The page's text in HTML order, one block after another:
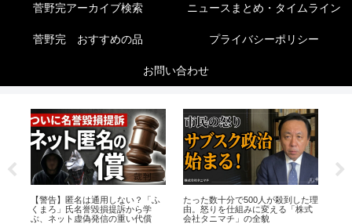
菅野完アーカイブ検索 ニュースまとめ・タイムライン
菅野完 おすすめの品 プライバシーポリシー
お問い合わせ
【警告】匿名は通用しない？「ふ
くまろ」氏名誉毀損提訴から学
ぶ、ネット虚偽発信の重い代償
たった数十分で500人が殺到した理
由。怒りを仕組みに変える「株式
会社タニマチ」の全貌